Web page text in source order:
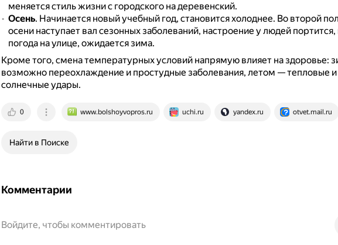
меняется стиль жизни с городского на деревенский.
Осень. Начинается новый учебный год, становится холоднее. Во второй
осени наступает вал сезонных заболеваний, настроение у людей портится,
погода на улице, ожидается зима.
Кроме того, смена температурных условий напрямую влияет на здоровье:
возможно переохлаждение и простудные заболевания, летом — тепловые и
солнечные удары.
0 www.bolshoyvopros.ru uchi.ru yandex.ru otvet.mail.ru
Найти в Поиске
Комментарии
Войдите, чтобы комментировать